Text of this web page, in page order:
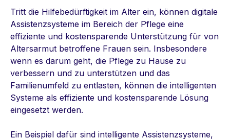
Tritt die Hilfebedürftigkeit im Alter ein, können digitale
Assistenzsysteme im Bereich der Pflege eine
effiziente und kostensparende Unterstützung für von
Altersarmut betroffene Frauen sein. Insbesondere
wenn es darum geht, die Pflege zu Hause zu
verbessern und zu unterstützen und das
Familienumfeld zu entlasten, können die intelligenten
Systeme als effiziente und kostensparende Lösung
eingesetzt werden.
Ein Beispiel dafür sind intelligente Assistenzsysteme,